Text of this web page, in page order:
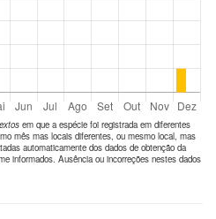
em que a espécie foi registrada em diferentes
mês mas locais diferentes, ou mesmo local, mas
automaticamente dos dados de obtenção da
informados. Ausência ou incorreções nestes dados